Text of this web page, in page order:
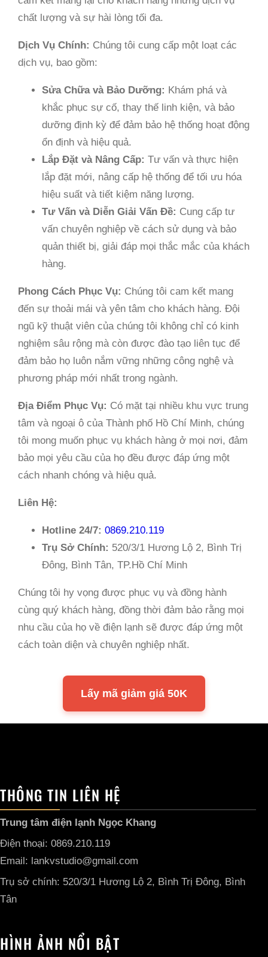
chất lượng và sự hài lòng tối đa.
Dịch Vụ Chính: Chúng tôi cung cấp một loạt các
dịch vụ, bao gồm:
Sửa Chữa và Bảo Dưỡng: Khám phá và
khắc phục sự cố, thay thế linh kiện, và bảo
dưỡng định kỳ để đảm bảo hệ thống hoạt động
ổn định và hiệu quả.
Lắp Đặt và Nâng Cấp: Tư vấn và thực hiện
lắp đặt mới, nâng cấp hệ thống để tối ưu hóa
hiệu suất và tiết kiệm năng lượng.
Tư Vấn và Diễn Giải Vấn Đề: Cung cấp tư
vấn chuyên nghiệp về cách sử dụng và bảo
quản thiết bị, giải đáp mọi thắc mắc của khách
hàng.
Phong Cách Phục Vụ: Chúng tôi cam kết mang
đến sự thoải mái và yên tâm cho khách hàng. Đội
ngũ kỹ thuật viên của chúng tôi không chỉ có kinh
nghiệm sâu rộng mà còn được đào tạo liên tục để
đảm bảo họ luôn nắm vững những công nghệ và
phương pháp mới nhất trong ngành.
Địa Điểm Phục Vụ: Có mặt tại nhiều khu vực trung
tâm và ngoại ô của Thành phố Hồ Chí Minh, chúng
tôi mong muốn phục vụ khách hàng ở mọi nơi, đảm
bảo mọi yêu cầu của họ đều được đáp ứng một
cách nhanh chóng và hiệu quả.
Liên Hệ:
Hotline 24/7: 0869.210.119
Trụ Sở Chính: 520/3/1 Hương Lộ 2, Bình Trị
Đông, Bình Tân, TP.Hồ Chí Minh
Chúng tôi hy vọng được phục vụ và đồng hành
cùng quý khách hàng, đồng thời đảm bảo rằng mọi
nhu cầu của họ về điện lạnh sẽ được đáp ứng một
cách toàn diện và chuyên nghiệp nhất.
Lấy mã giảm giá 50K
THÔNG TIN LIÊN HỆ
Trung tâm điện lạnh Ngọc Khang
Điện thoại: 0869.210.119
Email: lankvstudio@gmail.com
Trụ sở chính: 520/3/1 Hương Lộ 2, Bình Trị Đông, Bình
Tân
HÌNH ẢNH NỔI BẬT